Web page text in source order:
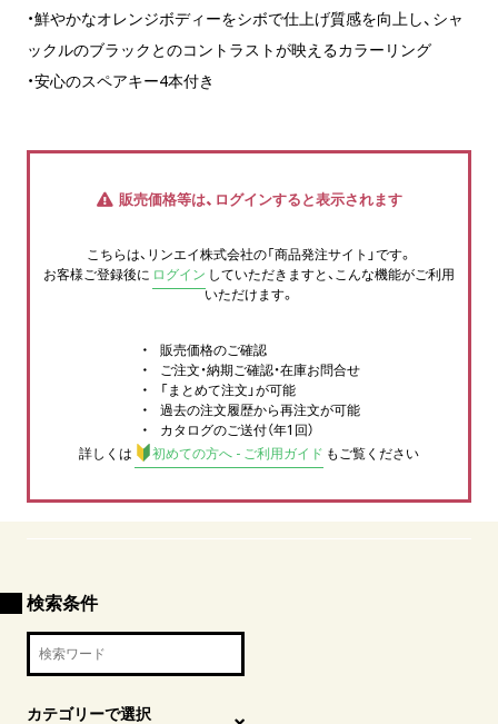
・鮮やかなオレンジボディーをシボで仕上げ質感を向上し、シャ
ックルのブラックとのコントラストが映えるカラーリング
・安心のスペアキー4本付き
販売価格等は、ログインすると表示されます
こちらは、リンエイ株式会社の「商品発注サイト」です。
お客様ご登録後に ログイン していただきますと、こんな機能がご利用
いただけます。
販売価格のご確認
ご注文・納期ご確認・在庫お問合せ
「まとめて注文」が可能
過去の注文履歴から再注文が可能
カタログのご送付（年1回）
詳しくは
初めての方へ - ご利用ガイド もご覧ください
検索条件